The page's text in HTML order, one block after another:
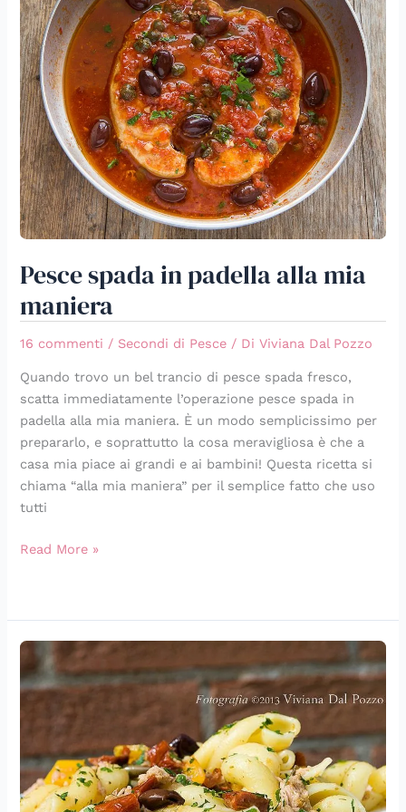
Pesce spada in padella alla mia
maniera
16 commenti / Secondi di Pesce / DiViviana Dal Pozzo
Quando trovo un bel trancio di pesce spada fresco,
scatta immediatamente l’operazione pesce spada in
padella alla mia maniera. È un modo semplicissimo per
prepararlo, e soprattutto la cosa meravigliosa è che a
casa mia piace ai grandi e ai bambini! Questa ricetta si
chiama “alla mia maniera” per il semplice fatto che uso
tutti
Read More »
Apro
frigo
la
pasta
con